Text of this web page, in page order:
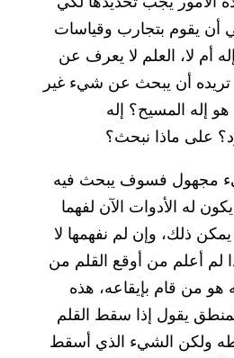
أن يقوم بتجارب وقياسات
أم لا، العلم لا يعرف عن
تريده أن يبحث عن شيء غير
إله المسيح؟ إله
على ماذا نبحث؟
مجهول فسوف يبحث فيه
له الأدوات الآن لفهما
ذلك، وإن لم نفهمها لا
لم أعلم من أوقع القلم من
هو من قام بإيقاعه، هذه
يقول إذا سقط القلم
ولكن الشيء الذي أسقط